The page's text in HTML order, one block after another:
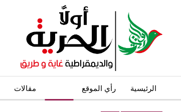
الرئيسية رأي الموقع مقالات